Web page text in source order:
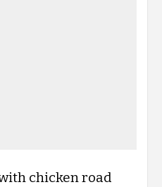
chicken road